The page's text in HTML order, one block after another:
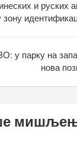
и руских
зону
у парку на
нова